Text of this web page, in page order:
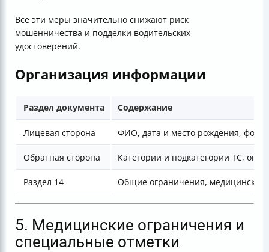
Все эти меры значительно снижают риск
мошенничества и подделки водительских
удостоверений.
Организация информации
Раздел документа Содержание
Лицевая сторона ФИО, дата и место рождения, фото,
Обратная сторона Категории и подкатегории ТС,
Раздел 14 Общие ограничения, медицинские
5. Медицинские ограничения и
специальные отметки